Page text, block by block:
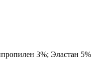
3%; Эластан 5%